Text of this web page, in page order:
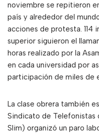
noviembre se repitieron
país y alrededor del
acciones de protesta. 114
superior siguieron el
horas realizado por la
en cada universidad por
participación de miles de
La clase obrera también
Sindicato de Telefonistas
Slim) organizó un paro